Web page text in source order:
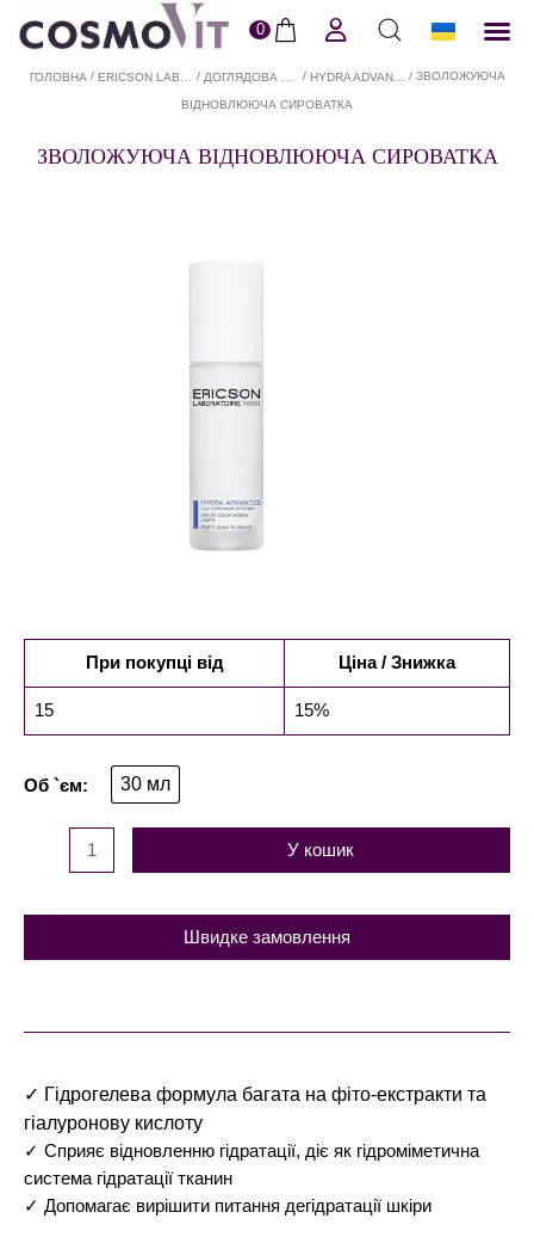
0
ГОЛОВНА / / / HYDRA ADVANCED / ЗВОЛОЖУЮЧА
ВІДНОВЛЮЮЧА СИРОВАТКА
ЗВОЛОЖУЮЧА ВІДНОВЛЮЮЧА СИРОВАТКА
При покупці від Ціна / Знижка
15 15%
30 мл
У кошик
Швидке замовлення
✓ Гідрогелева формула багата на фіто-екстракти та
гіалуронову кислоту
✓ Сприяє відновленню гідратації, діє як гідроміметична
система гідратації тканин
✓ Допомагає вирішити питання дегідратації шкіри